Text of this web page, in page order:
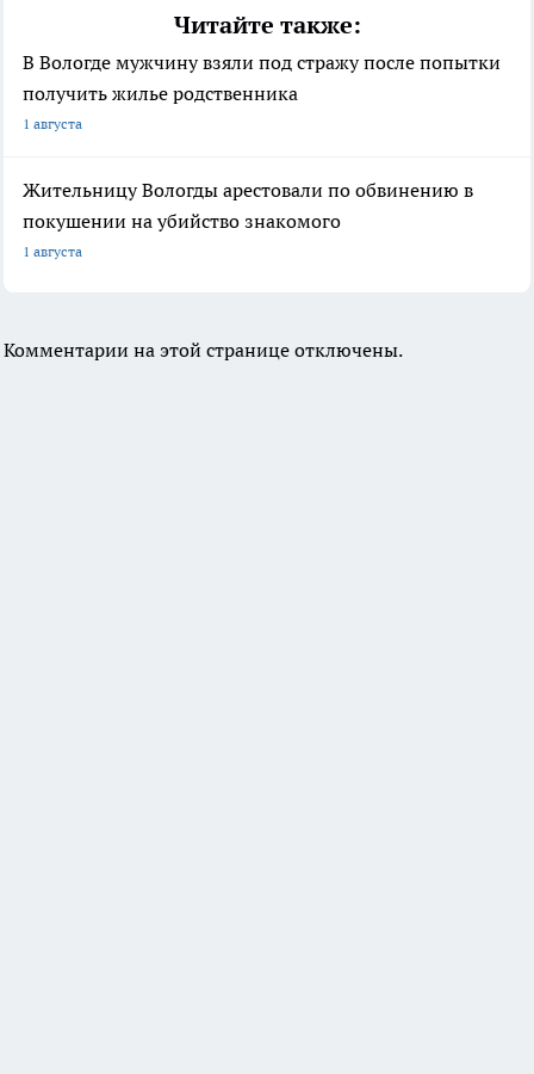
Читайте также:
В Вологде мужчину взяли под стражу после попытки
получить жилье родственника
1 августа
Жительницу Вологды арестовали по обвинению в
покушении на убийство знакомого
1 августа
Комментарии на этой странице отключены.